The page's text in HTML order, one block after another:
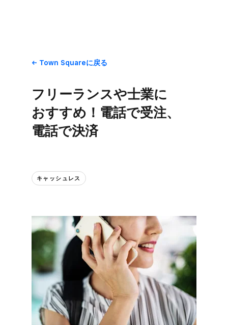
Town Squareに​戻る
フリーランスや​士業に​
おすすめ！​電話で​受注、​
電話で​決済
キャッシュレス